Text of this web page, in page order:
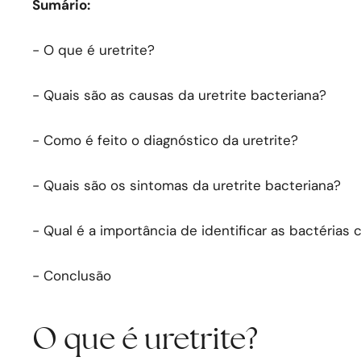
Sumário:
- O que é uretrite?
- Quais são as causas da uretrite bacteriana?
- Como é feito o diagnóstico da uretrite?
- Quais são os sintomas da uretrite bacteriana?
- Qual é a importância de identificar as bactérias
- Conclusão
O que é uretrite?